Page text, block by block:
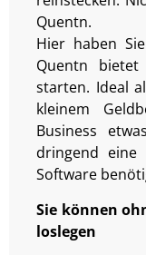
Quentn.
Hier haben
Quentn
starten. Ideal
kleinem
Business
dringend eine
Software
Sie können
loslegen